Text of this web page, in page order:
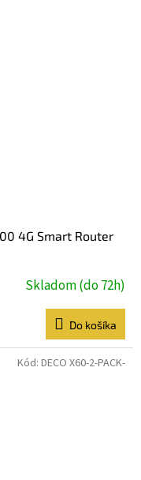
4G Smart Router
Skladom (do 72h)
Do košíka
Kód: DECO X60-2-PACK-